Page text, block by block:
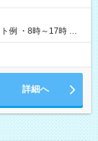
例 ・8時～17時 ・
詳細へ